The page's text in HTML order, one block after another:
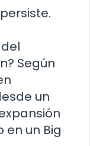
Según
un
un Big